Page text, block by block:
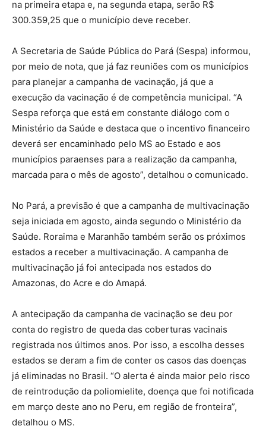
na primeira etapa e, na segunda etapa, serão R$
300.359,25 que o município deve receber.
A Secretaria de Saúde Pública do Pará (Sespa) informou,
por meio de nota, que já faz reuniões com os municípios
para planejar a campanha de vacinação, já que a
execução da vacinação é de competência municipal. “A
Sespa reforça que está em constante diálogo com o
Ministério da Saúde e destaca que o incentivo financeiro
deverá ser encaminhado pelo MS ao Estado e aos
municípios paraenses para a realização da campanha,
marcada para o mês de agosto”, detalhou o comunicado.
No Pará, a previsão é que a campanha de multivacinação
seja iniciada em agosto, ainda segundo o Ministério da
Saúde. Roraima e Maranhão também serão os próximos
estados a receber a multivacinação. A campanha de
multivacinação já foi antecipada nos estados do
Amazonas, do Acre e do Amapá.
A antecipação da campanha de vacinação se deu por
conta do registro de queda das coberturas vacinais
registrada nos últimos anos. Por isso, a escolha desses
estados se deram a fim de conter os casos das doenças
já eliminadas no Brasil. “O alerta é ainda maior pelo risco
de reintrodução da poliomielite, doença que foi notificada
em março deste ano no Peru, em região de fronteira”,
detalhou o MS.